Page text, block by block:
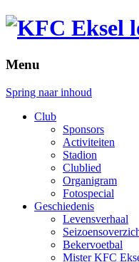
Menu
Spring naar inhoud
Club
Sponsors
Activiteiten
Stadion
Clublied
Organigram
Fotospecial
Geschiedenis
Levensverhaal
Bekervoetbal
Mister KFC